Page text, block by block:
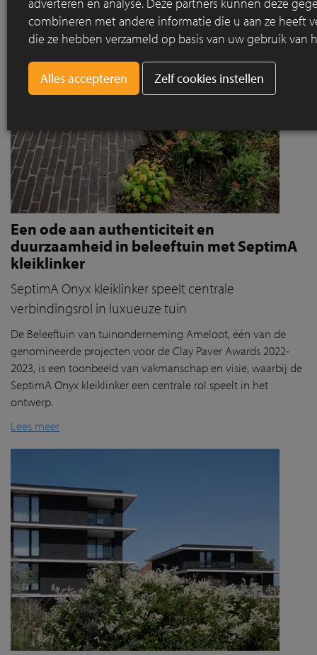
Een ode aan authenticiteit en
duurzaamheid in beleeftuin met SeptimA
kleiklinker
SeptimA Onyx kleiklinker speelt centrale
verbindingsrol in luxueuze tuin
De Beleeftuin van tuinonderneming Ameloot, één van de
genomineerde projecten voor de Clay Paver Awards 2022-
2023, is een toonbeeld van vakmanschap en visie, waarbij de
SeptimA Onyx kleiklinker een centrale rol speelt in het
ontwerp.
Lees meer
combineren met andere informatie die u aan ze heeft
die ze hebben verzameld op basis van uw gebruik van
Zelf cookies instellen